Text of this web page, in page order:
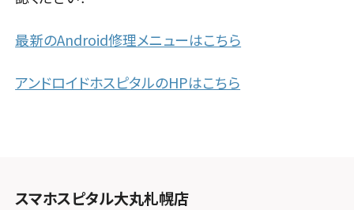
最新のAndroid修理メニューはこちら
アンドロイドホスピタルのHPはこちら
スマホスピタル大丸札幌店